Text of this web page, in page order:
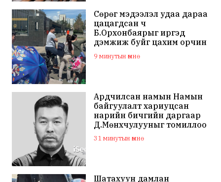
Сөрөг мэдээлэл удаа дараа
цацагдсан ч
Б.Орхонбаярыг иргэд
дэмжиж буйг цахим орчин
дахь сэтгэгдэл харууллаа
9 минутын өмнө
Ардчилсан намын Намын
байгуулалт хариуцсан
нарийн бичгийн даргаар
Д.Мөнхчулууныг томиллоо
31 минутын өмнө
Шатахуун дамлан